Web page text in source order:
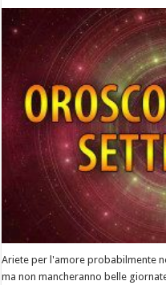
Ariete per l'amore probabilmente
ma non mancheranno belle